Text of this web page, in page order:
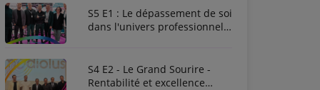
S5 E1 : Le dépassement de soi
dans l'univers professionnel -
S4 E2 - Le Grand Sourire -
Rentabilité et excellence